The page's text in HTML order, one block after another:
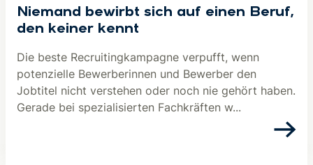
Niemand bewirbt sich auf einen Beruf,
den keiner kennt
Die beste Recruitingkampagne verpufft, wenn
potenzielle Bewerberinnen und Bewerber den
Jobtitel nicht verstehen oder noch nie gehört haben.
Gerade bei spezialisierten Fachkräften w...